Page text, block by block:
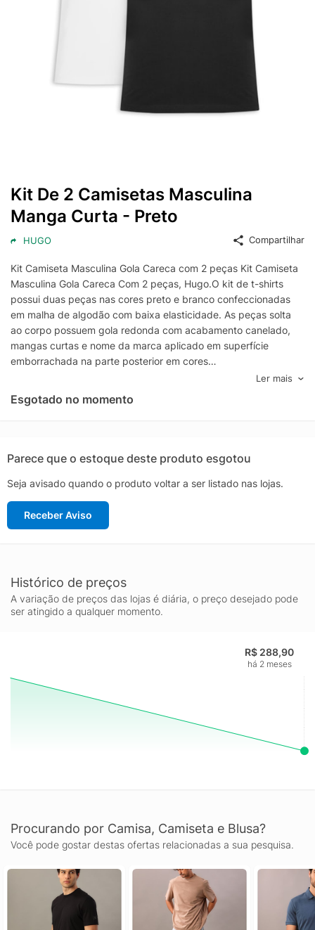
Kit De 2 Camisetas Masculina
Manga Curta - Preto
HUGO Compartilhar
Kit Camiseta Masculina Gola Careca com 2 peças Kit Camiseta
Masculina Gola Careca Com 2 peças, Hugo.O kit de t-shirts
possui duas peças nas cores preto e branco confeccionadas
em malha de algodão com baixa elasticidade. As peças solta
ao corpo possuem gola redonda com acabamento canelado,
mangas curtas e nome da marca aplicado em superfície
emborrachada na parte posterior em cores
Hugo
Ler mais
Esgotado no momento
Parece que o estoque deste produto esgotou
Seja avisado quando o produto voltar a ser listado nas lojas.
Receber Aviso
Histórico de preços
A variação de preços das lojas é diária, o preço desejado pode
ser atingido a qualquer momento.
R$ 288,90
há 2 meses
Procurando por Camisa, Camiseta e Blusa?
Você pode gostar destas ofertas relacionadas a sua pesquisa.